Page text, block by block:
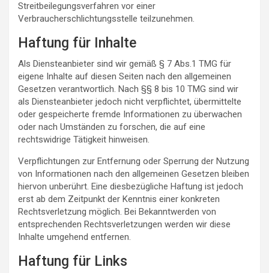
Streitbeilegungsverfahren vor einer
Verbraucherschlichtungsstelle teilzunehmen.
Haftung für Inhalte
Als Diensteanbieter sind wir gemäß § 7 Abs.1 TMG für
eigene Inhalte auf diesen Seiten nach den allgemeinen
Gesetzen verantwortlich. Nach §§ 8 bis 10 TMG sind wir
als Diensteanbieter jedoch nicht verpflichtet, übermittelte
oder gespeicherte fremde Informationen zu überwachen
oder nach Umständen zu forschen, die auf eine
rechtswidrige Tätigkeit hinweisen.
Verpflichtungen zur Entfernung oder Sperrung der Nutzung
von Informationen nach den allgemeinen Gesetzen bleiben
hiervon unberührt. Eine diesbezügliche Haftung ist jedoch
erst ab dem Zeitpunkt der Kenntnis einer konkreten
Rechtsverletzung möglich. Bei Bekanntwerden von
entsprechenden Rechtsverletzungen werden wir diese
Inhalte umgehend entfernen.
Haftung für Links